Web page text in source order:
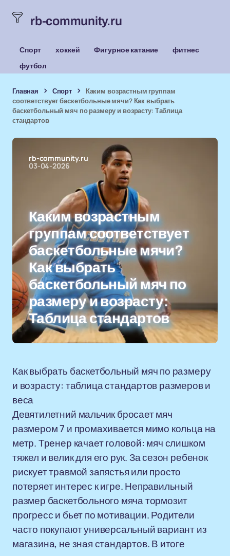
rb-community.ru
Спорт хоккей Фигурное катание
фитнес
футбол
Главная Спорт
Каким возрастным группам
соответствует баскетбольные мячи? Как выбрать
баскетбольный мяч по размеру и возрасту: Таблица
стандартов
rb-community.ru
03-04-2026
Каким возрастным
группам соответствует
баскетбольные мячи?
Как выбрать
баскетбольный мяч по
размеру и возрасту:
Таблица стандартов
Как выбрать баскетбольный мяч по размеру
и возрасту: таблица стандартов размеров и
веса
Девятилетний мальчик бросает мяч
размером 7 и промахивается мимо кольца на
метр. Тренер качает головой: мяч слишком
тяжел и велик для его рук. За сезон ребенок
рискует травмой запястья или просто
потеряет интерес к игре. Неправильный
размер баскетбольного мяча тормозит
прогресс и бьет по мотивации. Родители
часто покупают универсальный вариант из
магазина, не зная стандартов. В итоге